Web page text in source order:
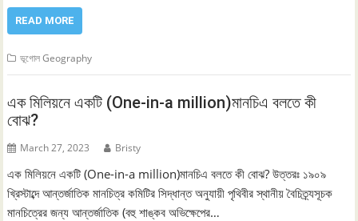
READ MORE
ভূগোল Geography
এক মিলিয়নে একটি (One-in-a million)মানচিএ বলতে কী
বোঝ?
March 27, 2023 Bristy
এক মিলিয়নে একটি (One-in-a million)মানচিএ বলতে কী বোঝ? উত্তরঃ ১৯০৯
খ্রিস্টাব্দে আন্তর্জাতিক মানচিত্র কমিটির সিদ্ধান্ত অনুযায়ী পৃথিবীর স্থানীয় বৈচিত্র্যসূচক
মানচিত্রের জন্য আন্তর্জাতিক (বহু শাঙ্কব অভিক্ষেপের…